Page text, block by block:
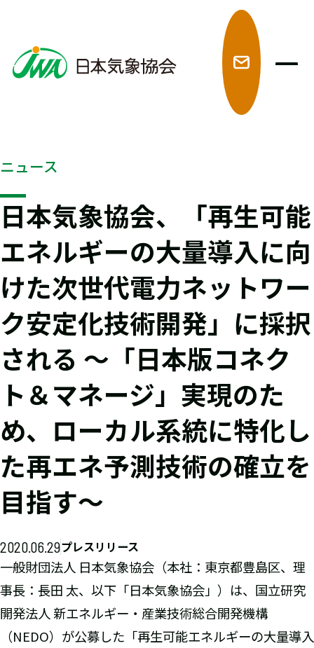
ニュース
日本気象協会、「再生可能
エネルギーの大量導入に向
けた次世代電力ネットワー
ク安定化技術開発」に採択
される ～「日本版コネク
ト＆マネージ」実現のた
め、ローカル系統に特化し
た再エネ予測技術の確立を
目指す～
2020.06.29プレスリリース
一般財団法人 日本気象協会（本社：東京都豊島区、理
事長：長田 太、以下「日本気象協会」）は、国立研究
開発法人 新エネルギー・産業技術総合開発機構
（NEDO）が公募した「再生可能エネルギーの大量導入